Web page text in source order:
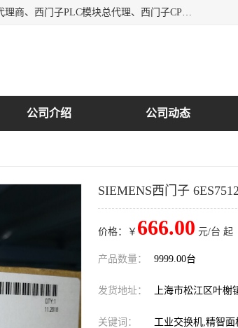
上海诗幕自动化设备有限公司是一家西门子授权分销商；主要负责：德国西门子模块代理商、西门子PLC模块总代理、西门子CPU模块代理商、西门子电缆代理、西门子触摸屏变频器总代理等专销售西门子各系列产品；实体公司，诚信经营，价格优势，品质保证，库存量大，供应！
公司介绍 公司动态
SIEMENS西门子
价格：￥ 666.00 元/台 起
产品数量： 9999.00台
发货地址： 上海市松江区叶榭
关键词： 工业交换机,精智面